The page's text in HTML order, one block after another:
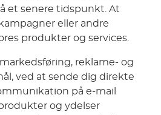
et senere tidspunkt. At
eller andre
produkter og services.
reklame- og
ved at sende dig direkte
på e-mail
og ydelser